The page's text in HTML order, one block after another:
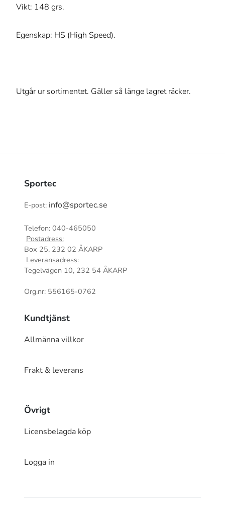
Vikt: 148 grs.
Egenskap: HS (High Speed).
Utgår ur sortimentet. Gäller så länge lagret räcker.
Sportec
E-post: info@sportec.se
Telefon: 040-465050
Postadress:
Box 25, 232 02 ÅKARP
Leveransadress:
Tegelvägen 10, 232 54 ÅKARP
Org.nr: 556165-0762
Kundtjänst
Allmänna villkor
Frakt & leverans
Övrigt
Licensbelagda köp
Logga in